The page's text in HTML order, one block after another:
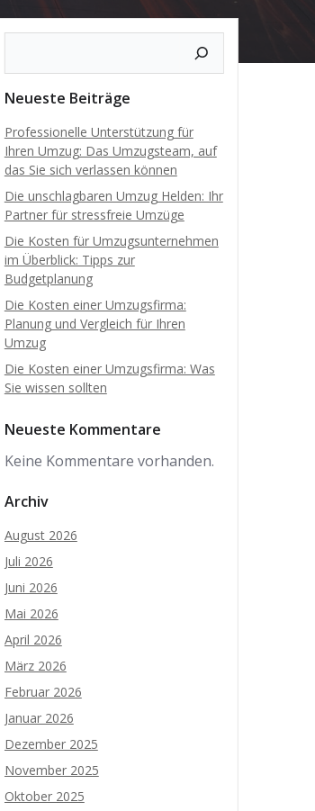
Neueste Beiträge
Professionelle Unterstützung für
Ihren Umzug: Das Umzugsteam, auf
das Sie sich verlassen können
Die unschlagbaren Umzug Helden: Ihr
Partner für stressfreie Umzüge
Die Kosten für Umzugsunternehmen
im Überblick: Tipps zur
Budgetplanung
Die Kosten einer Umzugsfirma:
Planung und Vergleich für Ihren
Umzug
Die Kosten einer Umzugsfirma: Was
Sie wissen sollten
Neueste Kommentare
Keine Kommentare vorhanden.
Archiv
August 2026
Juli 2026
Juni 2026
Mai 2026
April 2026
März 2026
Februar 2026
Januar 2026
Dezember 2025
November 2025
Oktober 2025